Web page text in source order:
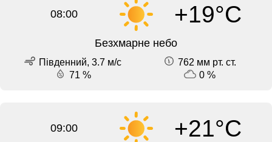
08:00 +19°C
Безхмарне небо
Південний, 3.7 м/с
762 мм рт. ст.
71 %
0 %
09:00 +21°C